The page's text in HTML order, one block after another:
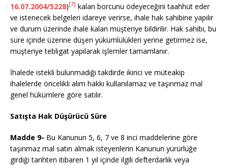
16.07.2004/5228)[7] kalan borcunu ödeyeceğini taahhüt eder
ve istenecek belgeleri idareye verirse, ihale hak sahibine yapılır
ve durum üzerinde ihale kalan müşteriye bildirilir. Hak sahibi, bu
süre içinde üzerine düşen yükümlülükleri yerine getirmez ise,
müşteriye tebligat yapılarak işlemler tamamlanır.
İhalede istekli bulunmadığı takdirde ikinci ve müteakip
ihalelerde öncelikli alım hakkı kullanılamaz ve taşınmaz mal
genel hükümlere göre satılır.
Satışta Hak Düşürücü Süre
Madde 9- Bu Kanunun 5, 6, 7 ve 8 inci maddelerine göre
taşınmaz mal satın almak isteyenlerin Kanunun yürürlüğe
girdiği tarihten itibaren 1 yıl içinde ilgili defterdarlık veya